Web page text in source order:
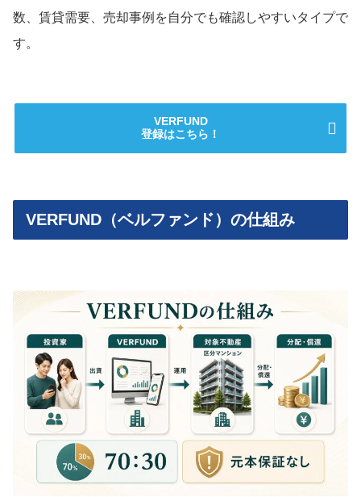
数、賃貸需要、売却事例を自分でも確認しやすいタイプで
す。
VERFUND
登録はこちら！
VERFUND（ベルファンド）の仕組み